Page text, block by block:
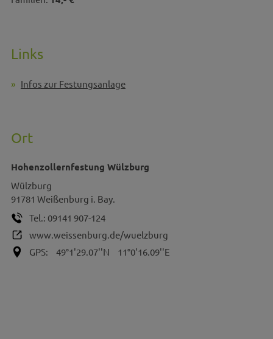
Links
Infos zur Festungsanlage
Ort
Hohenzollernfestung Wülzburg
Wülzburg
91781 Weißenburg i. Bay.
Tel.: 09141 907-124
www.weissenburg.de/wuelzburg
GPS:
49°1'29.07''N 11°0'16.09''E